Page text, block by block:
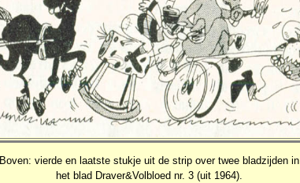
Boven: vierde en laatste stukje uit de strip over twee bladzijden in
het blad Draver&Volbloed nr. 3 (uit 1964).